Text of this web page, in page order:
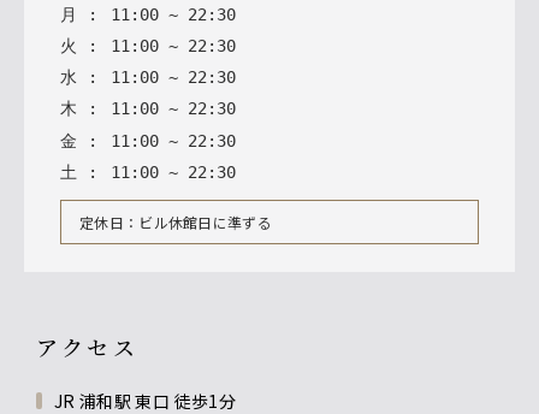
月
: 11 : 00 ~ 22 : 30
火
: 11 : 00 ~ 22 : 30
水 : 11: 00 ~ 22: 30
木 : 11: 00 ~ 22: 30
金 : 11 : 00 ~ 22 : 30
土 : 11 : 00 ~ 22 : 30
定休日：ビル休館日に準ずる
アクセス
JR 浦和駅 東口 徒歩1分